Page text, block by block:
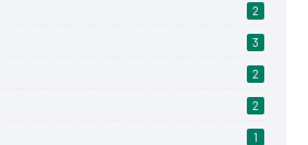
2
3
2
2
1